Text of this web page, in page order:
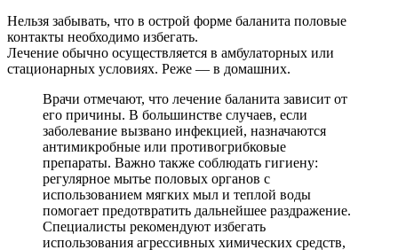
Нельзя забывать, что в острой форме баланита половые
контакты необходимо избегать.
Лечение обычно осуществляется в амбулаторных или
стационарных условиях. Реже — в домашних.
Врачи отмечают, что лечение баланита зависит от
его причины. В большинстве случаев, если
заболевание вызвано инфекцией, назначаются
антимикробные или противогрибковые
препараты. Важно также соблюдать гигиену:
регулярное мытье половых органов с
использованием мягких мыл и теплой воды
помогает предотвратить дальнейшее раздражение.
Специалисты рекомендуют избегать
использования агрессивных химических средств,